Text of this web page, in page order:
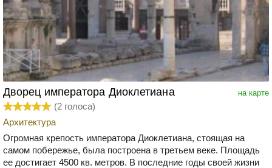
на карте
Дворец императора Диоклетиана
(2 голоса)
Архитектура
Огромная крепость императора Диоклетиана, стоящая на
самом побережье, была построена в третьем веке. Площадь
ее достигает 4500 кв. метров. В последние годы своей жизни